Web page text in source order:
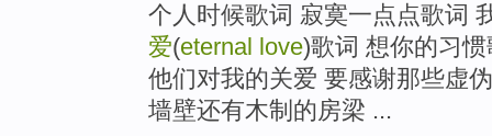
个人时候歌词 寂寞一点点歌词
爱(eternal love)歌词 想你的习
他们对我的关爱 要感谢那些虚
墙壁还有木制的房梁 ...